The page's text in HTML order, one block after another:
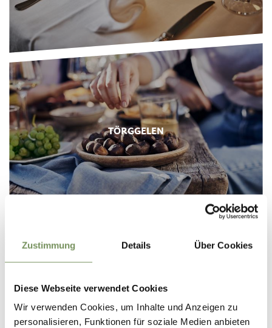
Zustimmung Details Über Cookies
Diese Webseite verwendet Cookies
Wir verwenden Cookies, um Inhalte und Anzeigen zu
personalisieren, Funktionen für soziale Medien anbieten
TÖRGGELEN
MARCHÉS